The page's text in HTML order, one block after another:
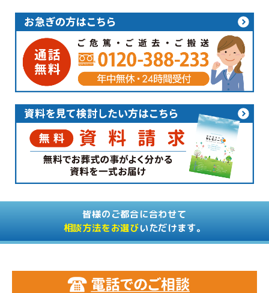
皆様のご都合に合わせて
相談方法をお選びいただけます。